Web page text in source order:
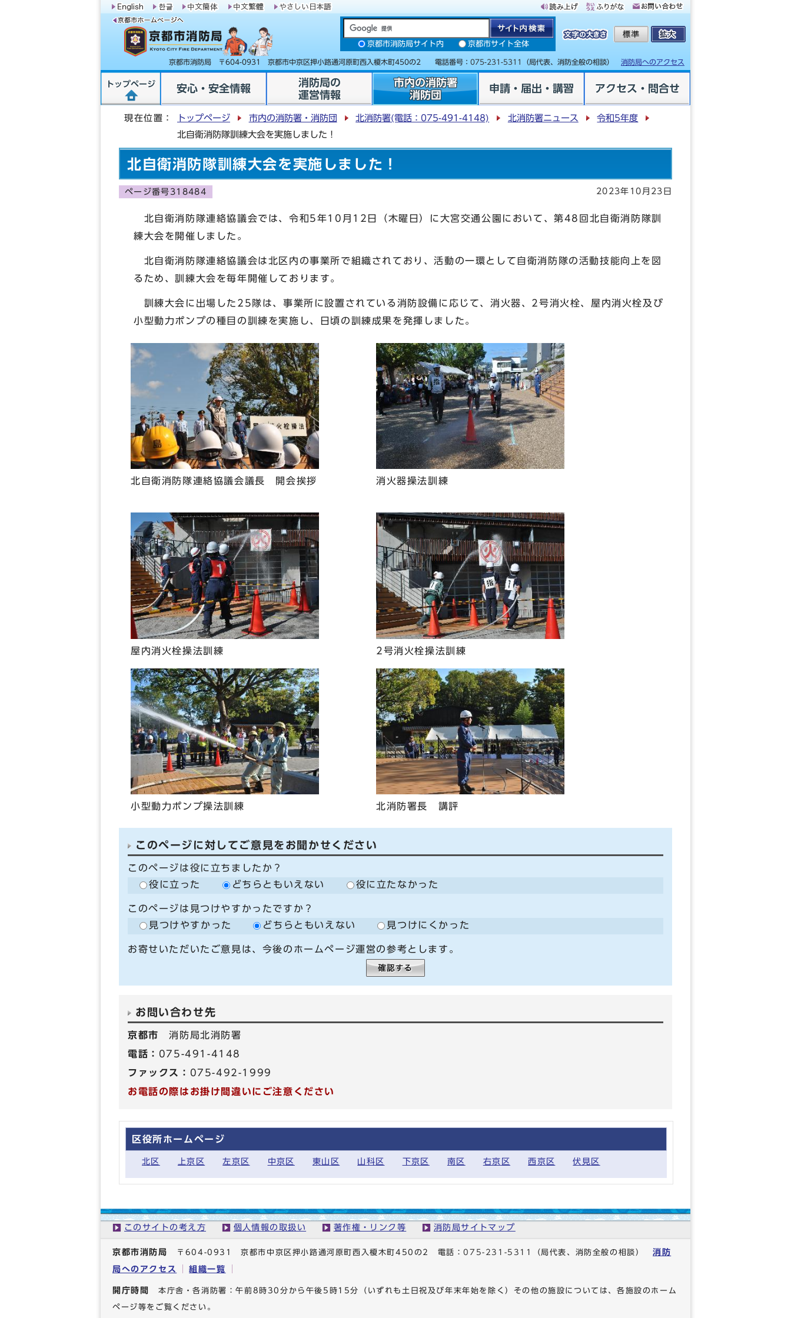
京都市消防局サイト内 京都市サイト全体
京都市消防局 〒604-0931 京都市中京区押小路通河原町西入榎木町450の2 電話番号： 075-231-5311 （局代表、消防全般の相談） 消防局へのアクセス
トップページ 安心・安全情報
消防局の
運営情報
市内の消防署
消防団
申請・届出・講習 アクセス・問合せ
現在位置： トップページ 市内の消防署・消防団 北消防署(電話：075-491-4148) 北消防署ニュース
令和5年度
北自衛消防隊訓練大会を実施しました！
北自衛消防隊訓練大会を実施しました！
ページ番号318484 2023年10月23日
北自衛消防隊連絡協議会では、令和5年10月12日（木曜日）に大宮交通公園において、第48回北自衛消防隊訓
練大会を開催しました。
北自衛消防隊連絡協議会は北区内の事業所で組織されており、活動の一環として自衛消防隊の活動技能向上を図
るため、訓練大会を毎年開催しております。
訓練大会に出場した25隊は、事業所に設置されている消防設備に応じて、消火器、2号消火栓、屋内消火栓及び
小型動力ポンプの種目の訓練を実施し、日頃の訓練成果を発揮しました。
北自衛消防隊連絡協議会議長 開会挨拶 消火器操法訓練
屋内消火栓操法訓練 2号消火栓操法訓練
小型動力ポンプ操法訓練 北消防署長 講評
このページに対してご意見をお聞かせください
このページは役に立ちましたか？
役に立った
どちらともいえない 役に立たなかった
このページは見つけやすかったですか？
見つけやすかった
どちらともいえない 見つけにくかった
お寄せいただいたご意見は、今後のホームページ運営の参考とします。
お問い合わせ先
京都市消防局北消防署
電話： 075-491-4148
ファックス： 075-492-1999
お電話の際はお掛け間違いにご注意ください
区役所ホームページ
北区 上京区 左京区 中京区 東山区 山科区 下京区 南区 右京区 西京区 伏見区
このサイトの考え方 個人情報の取扱い 著作権・リンク等 消防局サイトマップ
京都市消防局 〒604-0931 京都市中京区押小路通河原町西入榎木町450の2 電話：075-231-5311 （局代表、消防全般の相談）消防
局へのアクセス
組織一覧
開庁時間 本庁舎・各消防署：午前8時30分から午後5時15分（いずれも土日祝及び年末年始を除く）その他の施設については、各施設のホーム
ページ等をご覧ください。